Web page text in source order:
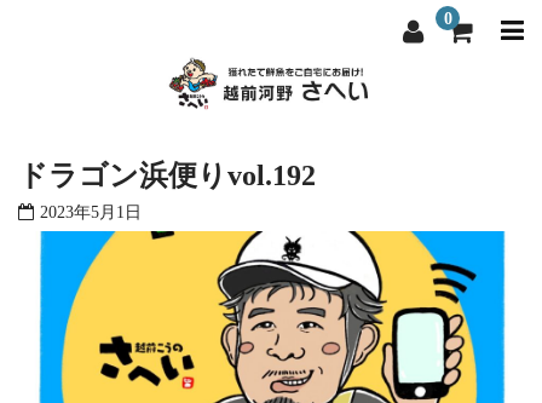
0
越前河野さへいについて
選ばれる理由
商品一覧
料理屋・飲食店向け
よくある質問
越前河野さへいについて
選ばれる理由
商品一覧
料理屋・飲食店向け
よくある質問
ドラゴン浜便りvol.192
2023年5月1日